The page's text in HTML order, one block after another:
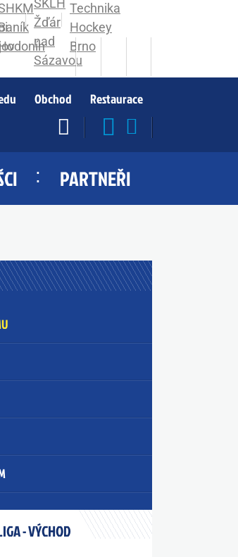
Obchod Restaurace
PARTNEŘI
- VÝCHOD